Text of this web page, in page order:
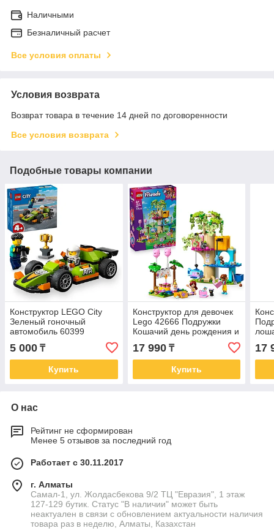
Наличными
Безналичный расчет
Все условия оплаты
Условия возврата
Возврат товара в течение 14 дней по договоренности
Все условия возврата
Подобные товары компании
Конструктор LEGO City
Зеленый гоночный
автомобиль 60399
СКИДКА
5 000 ₸
Купить
Конструктор для девочек
Lego 42666 Подружки
Кошачий день рождения и
домик на дереве
17 990₸
Купить
17
О нас
Рейтинг не сформирован
Менее 5 отзывов за последний год
Работает с 30.11.2017
г. Алматы
Самал-1, ул. Жолдасбекова 9/2 ТЦ "Евразия", 1 этаж
127-129 бутик. Статус "В наличии" может быть
неактуален в связи с обновлением актуальности наличия
товара раз в неделю, Алматы, Казахстан